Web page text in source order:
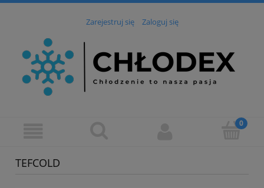
Zarejestruj się Zaloguj się
TEFCOLD